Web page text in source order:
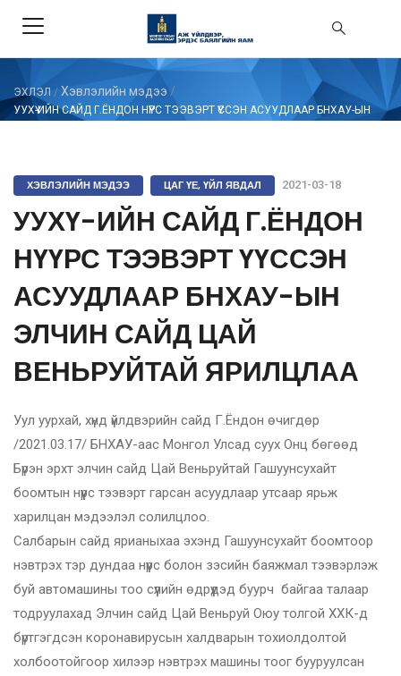
ЭХЛЭЛ / Хэвлэлийн мэдээ /
УУХҮ-ИЙН САЙД Г.ЁНДОН НҮҮРС ТЭЭВЭРТ ҮҮССЭН АСУУДЛААР БНХАУ-ЫН
ХЭВЛЭЛИЙН МЭДЭЭ ЦАГ ҮЕ, ҮЙЛ ЯВДАЛ 2021-03-18
УУХҮ-ИЙН САЙД Г.ЁНДОН
НҮҮРС ТЭЭВЭРТ ҮҮССЭН
АСУУДЛААР БНХАУ-ЫН
ЭЛЧИН САЙД ЦАЙ
ВЕНЬРУЙТАЙ ЯРИЛЦЛАА
Уул уурхай, хүнд үйлдвэрийн сайд Г.Ёндон өчигдөр
/2021.03.17/ БНХАУ-аас Монгол Улсад суух Онц бөгөөд
Бүрэн эрхт элчин сайд Цай Веньруйтай Гашуунсухайт
боомтын нүүрс тээвэрт гарсан асуудлаар утсаар ярьж
харилцан мэдээлэл солилцлоо.
Салбарын сайд ярианыхаа эхэнд Гашуунсухайт боомтоор
нэвтрэх тэр дундаа нүүрс болон зэсийн баяжмал тээвэрлэж
буй автомашины тоо сүүлийн өдрүүдэд буурч байгаа талаар
тодруулахад Элчин сайд Цай Веньруй Оюу толгой ХХК-д
бүртгэгдсэн коронавирусын халдварын тохиолдолтой
холбоотойгоор хилээр нэвтрэх машины тоог бууруулсан